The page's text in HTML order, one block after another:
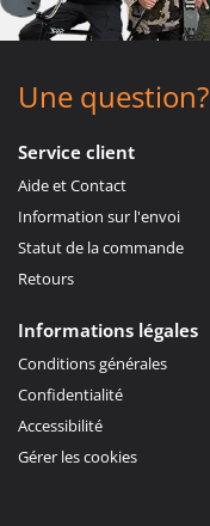
Une question?
Service client
Aide et Contact
Information sur l'envoi
Statut de la commande
Retours
Informations légales
Conditions générales
Confidentialité
Accessibilité
Gérer les cookies